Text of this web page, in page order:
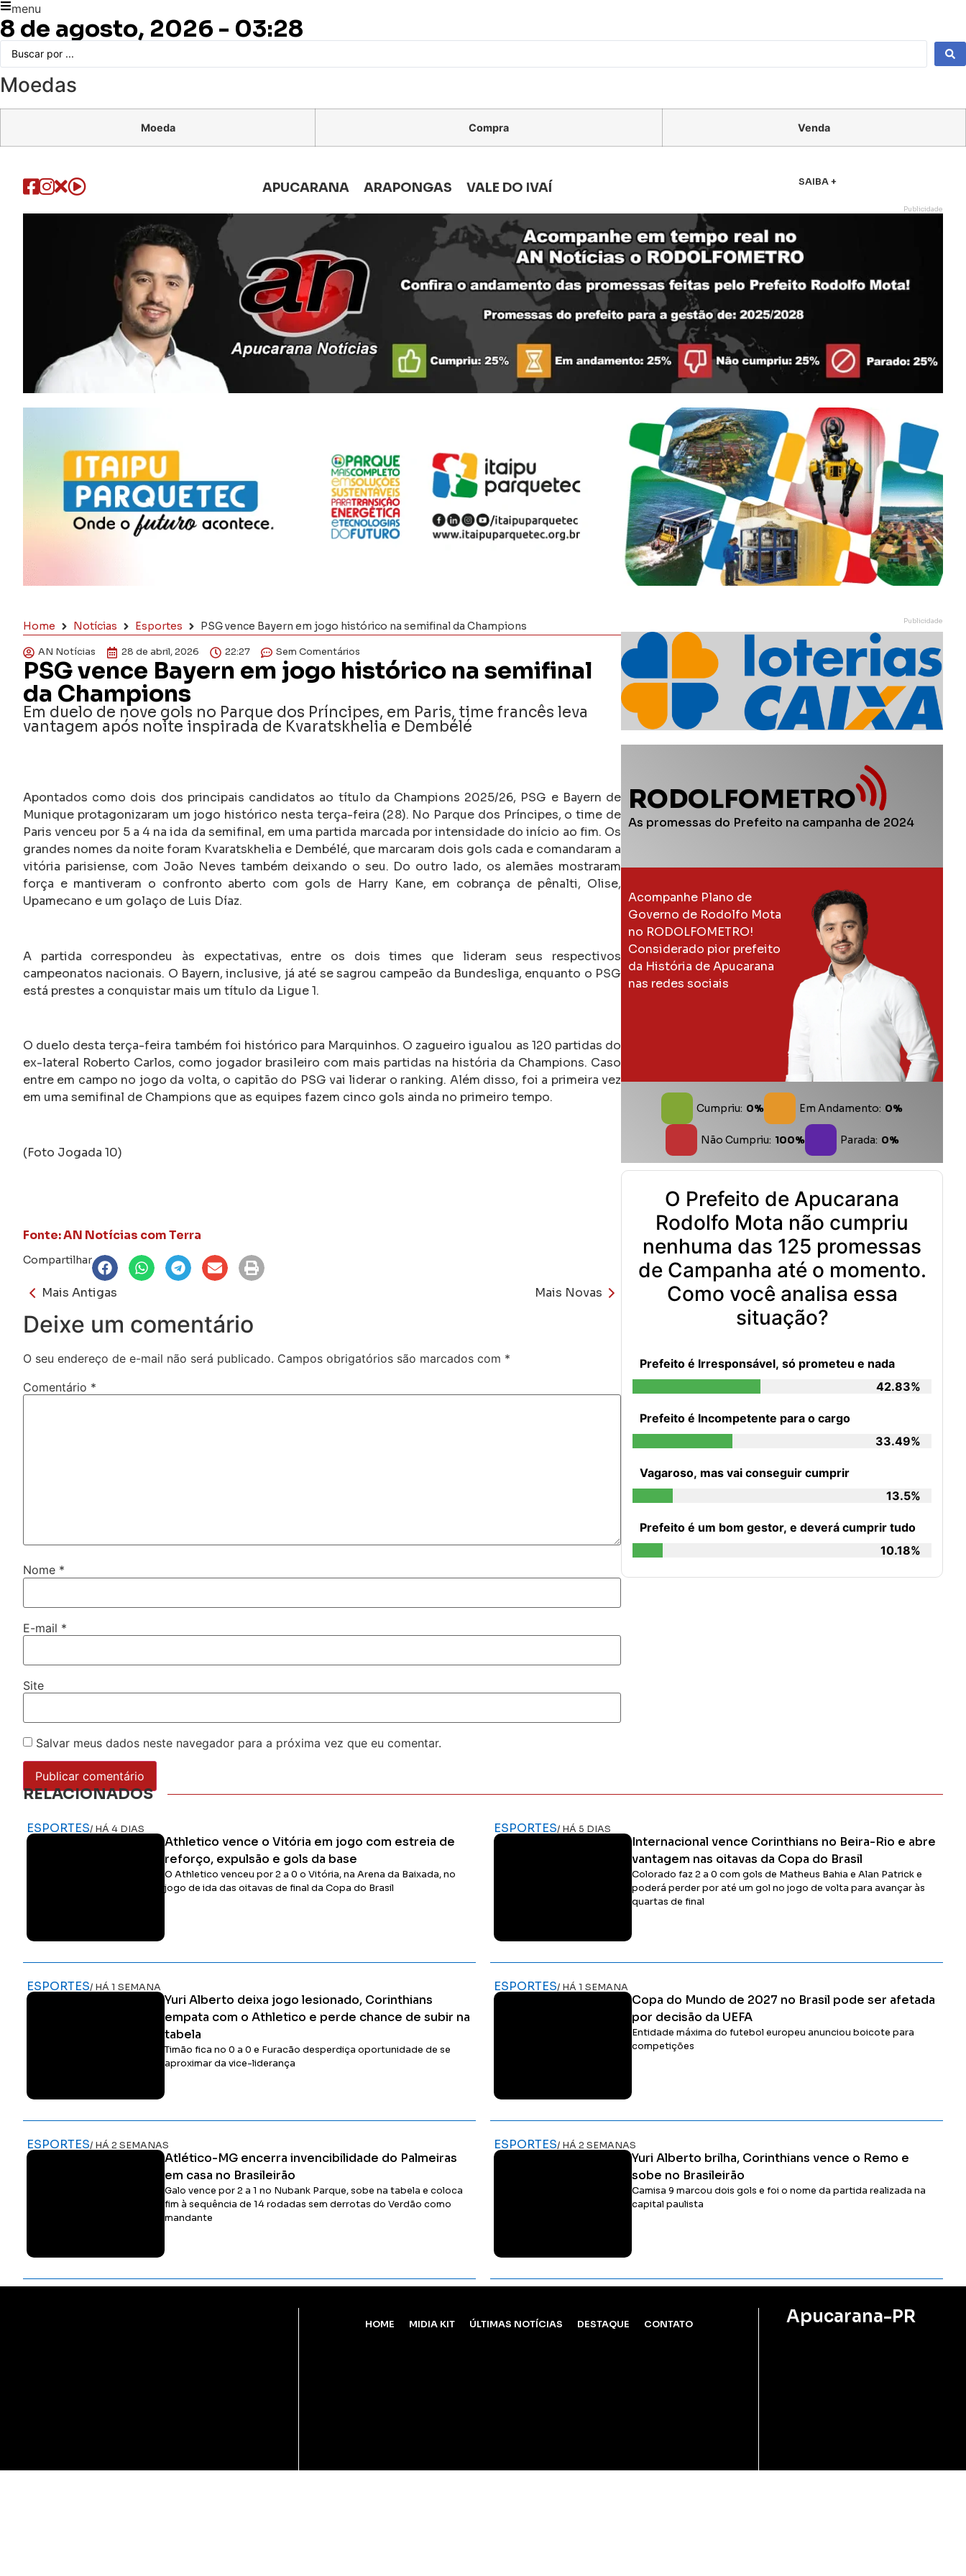
menu
8 de agosto, 2026 - 03:28
Moedas
Moeda Compra Venda
APUCARANA ARAPONGAS VALE DO IVAÍ SAIBA +
Publicidade
Home Notícias Esportes PSG vence Bayern em jogo histórico na semifinal da Champions
AN Notícias 28 de abril, 2026 22:27 Sem Comentários
PSG vence Bayern em jogo histórico na semifinal
da Champions
Em duelo de nove gols no Parque dos Príncipes, em Paris, time francês leva
vantagem após noite inspirada de Kvaratskhelia e Dembélé
Apontados como dois dos principais candidatos ao título da Champions 2025/26, PSG e Bayern de
Munique protagonizaram um jogo histórico nesta terça-feira (28). No Parque dos Príncipes, o time de
Paris venceu por 5 a 4 na ida da semifinal, em uma partida marcada por intensidade do início ao fim. Os
grandes nomes da noite foram Kvaratskhelia e Dembélé, que marcaram dois gols cada e comandaram a
vitória parisiense, com João Neves também deixando o seu. Do outro lado, os alemães mostraram
força e mantiveram o confronto aberto com gols de Harry Kane, em cobrança de pênalti, Olise,
Upamecano e um golaço de Luis Díaz.
A partida correspondeu às expectativas, entre os dois times que lideram seus respectivos
campeonatos nacionais. O Bayern, inclusive, já até se sagrou campeão da Bundesliga, enquanto o PSG
está prestes a conquistar mais um título da Ligue 1.
O duelo desta terça-feira também foi histórico para Marquinhos. O zagueiro igualou as 120 partidas do
ex-lateral Roberto Carlos, como jogador brasileiro com mais partidas na história da Champions. Caso
entre em campo no jogo da volta, o capitão do PSG vai liderar o ranking. Além disso, foi a primeira vez
em uma semifinal de Champions que as equipes fazem cinco gols ainda no primeiro tempo.
(Foto Jogada 10)
Fonte: AN Notícias com Terra
Compartilhar
Mais Antigas Mais Novas
Deixe um comentário
O seu endereço de e-mail não será publicado. Campos obrigatórios são marcados com *
Comentário *
Nome *
E-mail *
Site
Salvar meus dados neste navegador para a próxima vez que eu comentar.
Publicidade
RODOLFOMETRO
As promessas do Prefeito na campanha de 2024
Acompanhe Plano de
Governo de Rodolfo Mota
no RODOLFOMETRO!
Considerado pior prefeito
da História de Apucarana
nas redes sociais
Cumpriu: 0% Em Andamento: 0%
Não Cumpriu: 100% Parada: 0%
O Prefeito de Apucarana
Rodolfo Mota não cumpriu
nenhuma das 125 promessas
de Campanha até o momento.
Como você analisa essa
situação?
Prefeito é Irresponsável, só prometeu e nada
42.83%
Prefeito é Incompetente para o cargo
33.49%
Vagaroso, mas vai conseguir cumprir
13.5%
Prefeito é um bom gestor, e deverá cumprir tudo
10.18%
RELACIONADOS
ESPORTES/ HÁ 4 DIAS
Athletico vence o Vitória em jogo com estreia de
reforço, expulsão e gols da base
O Athletico venceu por 2 a 0 o Vitória, na Arena da Baixada, no
jogo de ida das oitavas de final da Copa do Brasil
ESPORTES/ HÁ 5 DIAS
Internacional vence Corinthians no Beira-Rio e abre
vantagem nas oitavas da Copa do Brasil
Colorado faz 2 a 0 com gols de Matheus Bahia e Alan Patrick e
poderá perder por até um gol no jogo de volta para avançar às
quartas de final
ESPORTES/ HÁ 1 SEMANA
Yuri Alberto deixa jogo lesionado, Corinthians
empata com o Athletico e perde chance de subir na
tabela
Timão fica no 0 a 0 e Furacão desperdiça oportunidade de se
aproximar da vice-liderança
ESPORTES/ HÁ 1 SEMANA
Copa do Mundo de 2027 no Brasil pode ser afetada
por decisão da UEFA
Entidade máxima do futebol europeu anunciou boicote para
competições
ESPORTES/ HÁ 2 SEMANAS
Atlético-MG encerra invencibilidade do Palmeiras
em casa no Brasileirão
Galo vence por 2 a 1 no Nubank Parque, sobe na tabela e coloca
fim à sequência de 14 rodadas sem derrotas do Verdão como
mandante
Ler Matéria
ESPORTES/ HÁ 2 SEMANAS
Yuri Alberto brilha, Corinthians vence o Remo e
sobe no Brasileirão
Camisa 9 marcou dois gols e foi o nome da partida realizada na
capital paulista
Ler Matéria
HOME MIDIA KIT ÚLTIMAS NOTÍCIAS DESTAQUE CONTATO Apucarana-PR